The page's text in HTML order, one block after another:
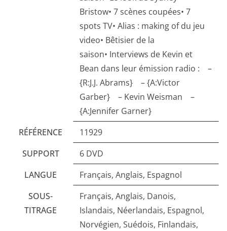
Bristow• 7 scènes coupées• 7
spots TV• Alias : making of du jeu
video• Bêtisier de la
saison• Interviews de Kevin et
Bean dans leur émission radio : –
{R:J.J. Abrams} – {A:Victor
Garber} – Kevin Weisman –
{A:Jennifer Garner}
RÉFÉRENCE
11929
SUPPORT
6 DVD
LANGUE
Français, Anglais, Espagnol
SOUS-
TITRAGE
Français, Anglais, Danois,
Islandais, Néerlandais, Espagnol,
Norvégien, Suédois, Finlandais,